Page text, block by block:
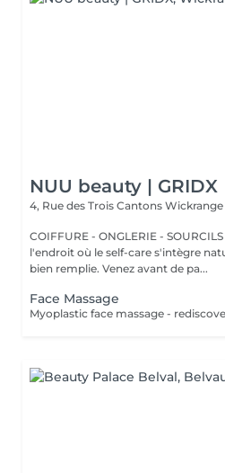
NUU beauty | GRIDX
4, Rue des Trois Cantons
COIFFURE - ONGLERIE - SOURCILS -
l'endroit où le self-care s'intègre
bien remplie. Venez avant de pa...
Face Massage